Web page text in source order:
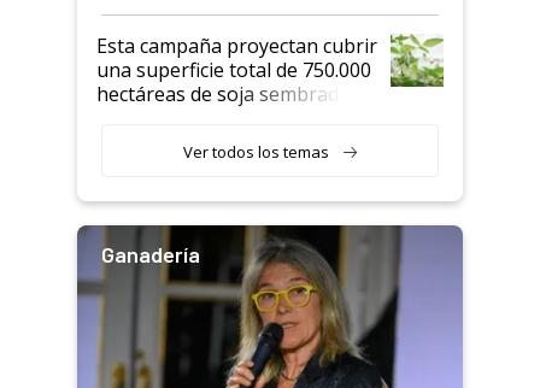
Esta campaña proyectan cubrir
una superficie total de 750.000
hectáreas de soja sembradas
variedades que marcan un
salto tecnológico en genética y
Ver todos los temas
Ganadería